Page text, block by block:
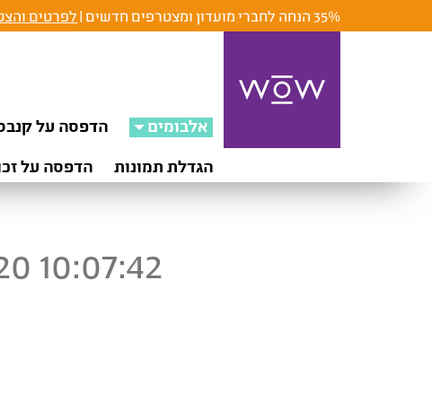
35% הנחה לחברי מועדון ומצטרפים חדשים | לפרטים
אלבומים הדפסה על
הגדלת תמונות
הדפסה על
10:07:42